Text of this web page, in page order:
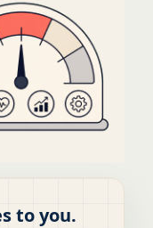
to you.